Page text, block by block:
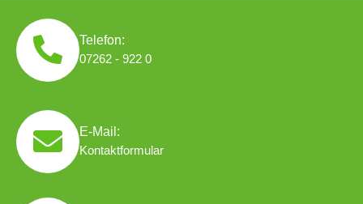
Telefon:
07262 - 922 0
E-Mail:
Kontaktformular